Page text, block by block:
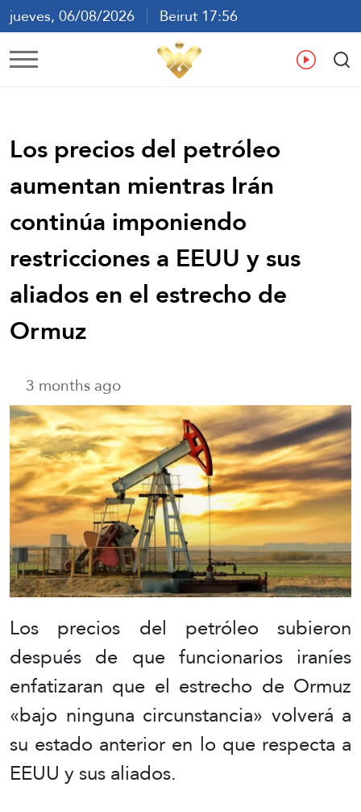
jueves, 06/08/2026
Beirut 17:56
ع En
Los precios del petróleo
aumentan mientras Irán
continúa imponiendo
restricciones a EEUU y sus
aliados en el estrecho de
Ormuz
3 months ago
Los precios del petróleo subieron
después de que funcionarios iraníes
enfatizaran que el estrecho de Ormuz
«bajo ninguna circunstancia» volverá a
su estado anterior en lo que respecta a
EEUU y sus aliados.